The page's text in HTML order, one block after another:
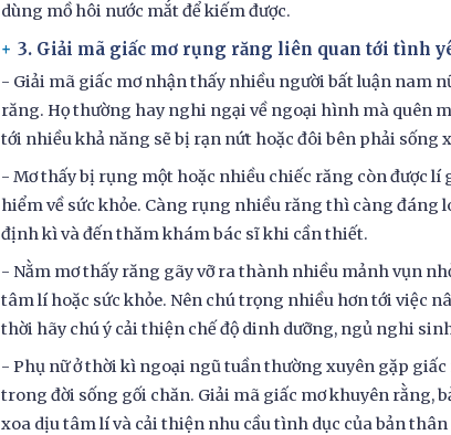
dùng mồ hôi nước mắt để kiếm được.
3. Giải mã giấc mơ rụng răng liên quan tới tình
- Giải mã giấc mơ nhận thấy nhiều người bất luận nam
răng. Họ thường hay nghi ngại về ngoại hình mà quên
tới nhiều khả năng sẽ bị rạn nứt hoặc đôi bên phải sống
- Mơ thấy bị rụng một hoặc nhiều chiếc răng còn được
hiểm về sức khỏe. Càng rụng nhiều răng thì càng đáng
định kì và đến thăm khám bác sĩ khi cần thiết.
- Nằm mơ thấy răng gãy vỡ ra thành nhiều mảnh vụn
tâm lí hoặc sức khỏe. Nên chú trọng nhiều hơn tới việc
thời hãy chú ý cải thiện chế độ dinh dưỡng, ngủ nghi
- Phụ nữ ở thời kì ngoại ngũ tuần thường xuyên gặp
trong đời sống gối chăn. Giải mã giấc mơ khuyên rằng,
xoa dịu tâm lí và cải thiện nhu cầu tình dục của bản